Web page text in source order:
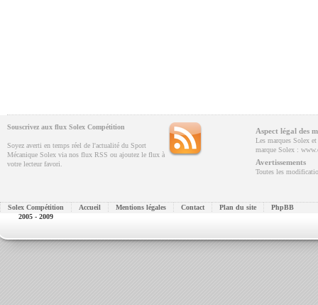
Souscrivez aux flux Solex Compétition
Soyez averti en temps réel de l'actualité du Sport
Mécanique Solex via nos flux RSS ou ajoutez le flux à
votre lecteur favori.
Aspect légal des
Les marques Solex
marque Solex :
Avertissements
Toutes les
Solex Compétition
2005 - 2009
Accueil Mentions légales Contact Plan du site PhpBB